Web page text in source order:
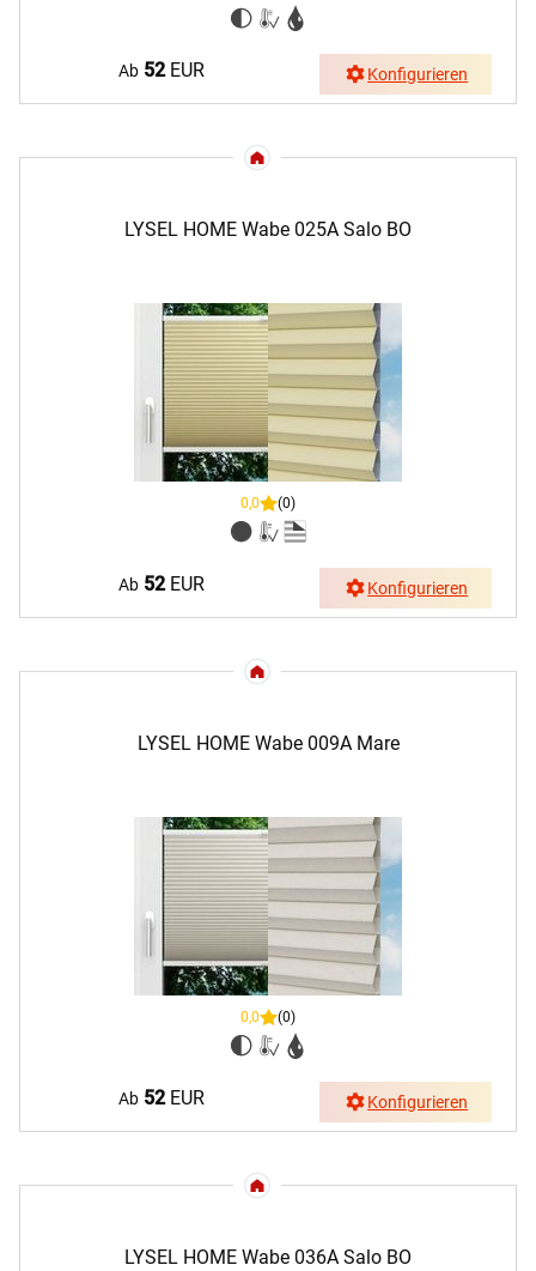
Ab 52EUR Konfigurieren
LYSEL HOME Wabe 025A Salo BO
0,0 (0)
Ab 52EUR Konfigurieren
LYSEL HOME Wabe 009A Mare
0,0 (0)
Ab 52EUR Konfigurieren
LYSEL HOME Wabe 036A Salo BO